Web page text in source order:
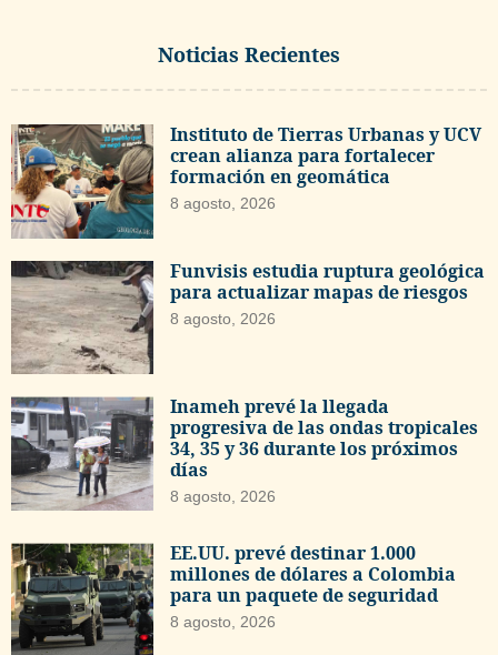
Noticias Recientes
Instituto de Tierras Urbanas y UCV
crean alianza para fortalecer
formación en geomática
8 agosto, 2026
Funvisis estudia ruptura geológica
para actualizar mapas de riesgos
8 agosto, 2026
Inameh prevé la llegada
progresiva de las ondas tropicales
34, 35 y 36 durante los próximos
días
8 agosto, 2026
EE.UU. prevé destinar 1.000
millones de dólares a Colombia
para un paquete de seguridad
8 agosto, 2026